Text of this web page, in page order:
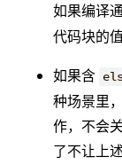
如果编译
代码块的值
如果含
种场景里
作，不会
了不让上